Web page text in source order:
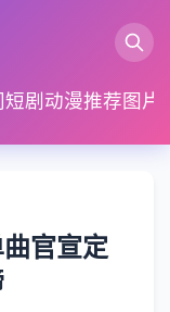
剧 动漫推荐图片
官宣定